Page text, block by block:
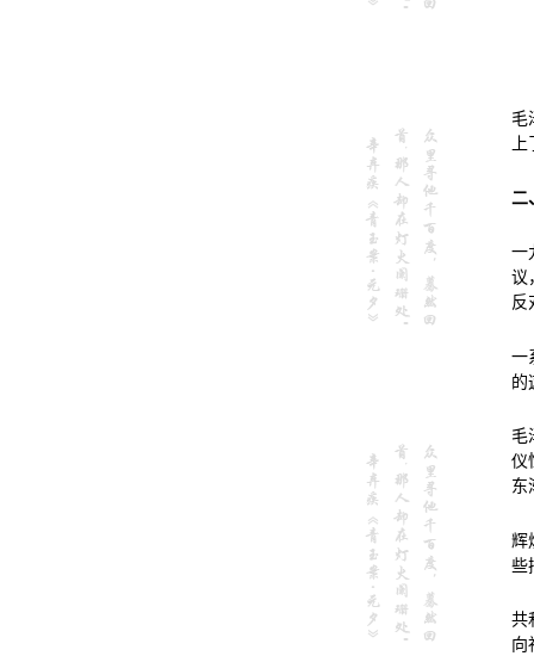
毛
二
一
议
反
一
的
毛
仪
东
辉
些
共
向